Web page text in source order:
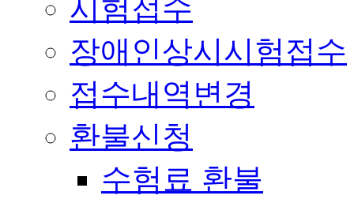
시험접수
장애인상시시험접수
접수내역변경
환불신청
수험료 환불